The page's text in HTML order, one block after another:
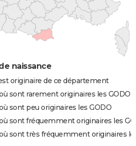
naissance
originaire de ce département
sont rarement originaires les GODO
sont peu originaires les GODO
sont fréquemment originaires les
sont très fréquemment originaires